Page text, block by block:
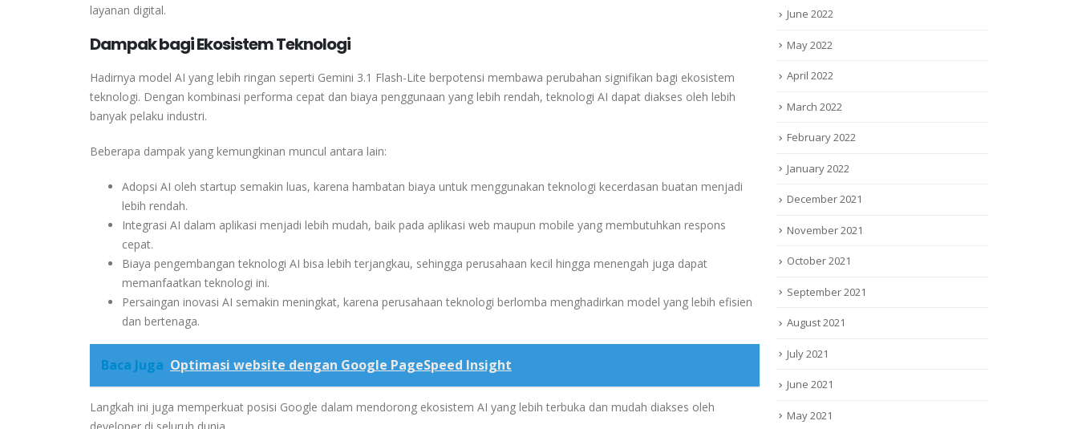
layanan digital.
Dampak bagi Ekosistem Teknologi
Hadirnya model AI yang lebih ringan seperti Gemini 3.1 Flash-Lite berpotensi membawa perubahan signifikan bagi ekosistem
teknologi. Dengan kombinasi performa cepat dan biaya penggunaan yang lebih rendah, teknologi AI dapat diakses oleh lebih
banyak pelaku industri.
Beberapa dampak yang kemungkinan muncul antara lain:
Adopsi AI oleh startup semakin luas, karena hambatan biaya untuk menggunakan teknologi kecerdasan buatan menjadi
lebih rendah.
Integrasi AI dalam aplikasi menjadi lebih mudah, baik pada aplikasi web maupun mobile yang membutuhkan respons
cepat.
Biaya pengembangan teknologi AI bisa lebih terjangkau, sehingga perusahaan kecil hingga menengah juga dapat
memanfaatkan teknologi ini.
Persaingan inovasi AI semakin meningkat, karena perusahaan teknologi berlomba menghadirkan model yang lebih efisien
dan bertenaga.
Baca Juga Optimasi website dengan Google PageSpeed Insight
Langkah ini juga memperkuat posisi Google dalam mendorong ekosistem AI yang lebih terbuka dan mudah diakses oleh
June 2022
May 2022
April 2022
March 2022
February 2022
January 2022
December 2021
November 2021
October 2021
September 2021
August 2021
July 2021
June 2021
May 2021